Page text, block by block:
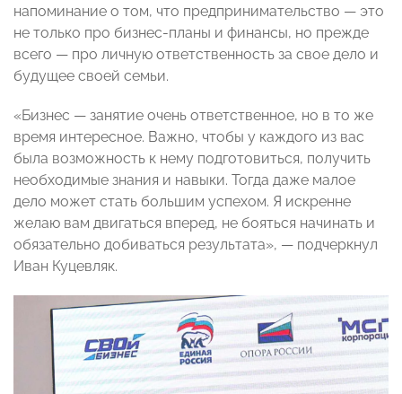
напоминание о том, что предпринимательство — это
не только про бизнес-планы и финансы, но прежде
всего — про личную ответственность за свое дело и
будущее своей семьи.
«Бизнес — занятие очень ответственное, но в то же
время интересное. Важно, чтобы у каждого из вас
была возможность к нему подготовиться, получить
необходимые знания и навыки. Тогда даже малое
дело может стать большим успехом. Я искренне
желаю вам двигаться вперед, не бояться начинать и
обязательно добиваться результата», — подчеркнул
Иван Куцевляк.